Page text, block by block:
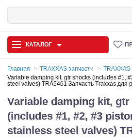
КАТАЛОГ
Автомодели
Запчасти и аксессуары
Игрушки
Главная TRAXXAS запчасти
TRAXXAS
Variable damping kit, gtr shocks (includes #1,
steel valves) TRA5461 Запчасть Traxxas для
Variable damping kit,
(includes #1, #2, #3
stainless steel valves)